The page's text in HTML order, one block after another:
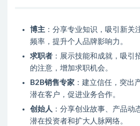
博主 ：分享专业知识，吸引新关
频率，提升个人品牌影响力。
求职者 ：展示技能和成就，吸引
的注意，增加求职机会。
B2B销售专家 ：建立信任，突出
潜在客户，促进业务合作。
创始人 ：分享创业故事、产品动
潜在投资者和扩大人脉网络。